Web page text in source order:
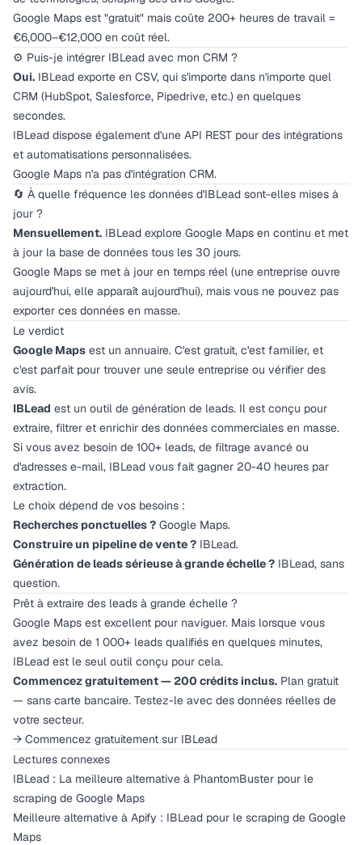
Google Maps est "gratuit" mais coûte 200+ heures de travail =
€6,000–€12,000 en coût réel.
⚙️ Puis-je intégrer IBLead avec mon CRM ?
Oui. IBLead exporte en CSV, qui s'importe dans n'importe quel
CRM (HubSpot, Salesforce, Pipedrive, etc.) en quelques
secondes.
IBLead dispose également d'une API REST pour des intégrations
et automatisations personnalisées.
Google Maps n'a pas d'intégration CRM.
🔄 À quelle fréquence les données d'IBLead sont-elles mises à
jour ?
Mensuellement. IBLead explore Google Maps en continu et met
à jour la base de données tous les 30 jours.
Google Maps se met à jour en temps réel (une entreprise ouvre
aujourd'hui, elle apparaît aujourd'hui), mais vous ne pouvez pas
exporter ces données en masse.
Le verdict
Google Maps est un annuaire. C'est gratuit, c'est familier, et
c'est parfait pour trouver une seule entreprise ou vérifier des
avis.
IBLead est un outil de génération de leads. Il est conçu pour
extraire, filtrer et enrichir des données commerciales en masse.
Si vous avez besoin de 100+ leads, de filtrage avancé ou
d'adresses e-mail, IBLead vous fait gagner 20-40 heures par
extraction.
Le choix dépend de vos besoins :
Recherches ponctuelles ? Google Maps.
Construire un pipeline de vente ? IBLead.
Génération de leads sérieuse à grande échelle ? IBLead, sans
question.
Prêt à extraire des leads à grande échelle ?
Google Maps est excellent pour naviguer. Mais lorsque vous
avez besoin de 1 000+ leads qualifiés en quelques minutes,
IBLead est le seul outil conçu pour cela.
Commencez gratuitement — 200 crédits inclus. Plan gratuit
— sans carte bancaire. Testez-le avec des données réelles de
votre secteur.
→ Commencez gratuitement sur IBLead
Lectures connexes
IBLead : La meilleure alternative à PhantomBuster pour le
scraping de Google Maps
Meilleure alternative à Apify : IBLead pour le scraping de Google
Maps